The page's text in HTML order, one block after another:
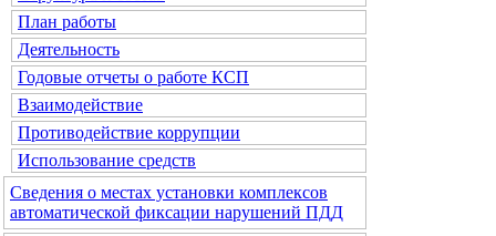
План работы
Деятельность
Годовые отчеты о работе КСП
Взаимодействие
Противодействие коррупции
Использование средств
Сведения о местах установки комплексов
автоматической фиксации нарушений ПДД